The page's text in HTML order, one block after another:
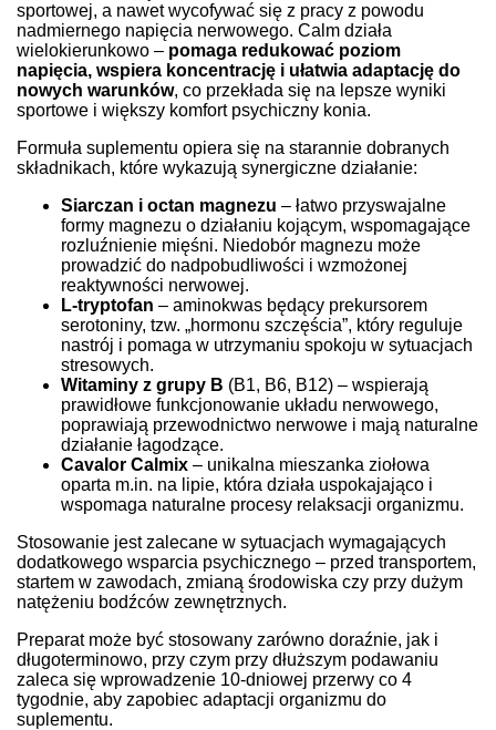
sportowej, a nawet wycofywać się z pracy z powodu
nadmiernego napięcia nerwowego. Calm działa
wielokierunkowo – pomaga redukować poziom
napięcia, wspiera koncentrację i ułatwia adaptację do
nowych warunków, co przekłada się na lepsze wyniki
sportowe i większy komfort psychiczny konia.
Formuła suplementu opiera się na starannie dobranych
składnikach, które wykazują synergiczne działanie:
Siarczan i octan magnezu – łatwo przyswajalne
formy magnezu o działaniu kojącym, wspomagające
rozluźnienie mięśni. Niedobór magnezu może
prowadzić do nadpobudliwości i wzmożonej
reaktywności nerwowej.
L-tryptofan – aminokwas będący prekursorem
serotoniny, tzw. „hormonu szczęścia”, który reguluje
nastrój i pomaga w utrzymaniu spokoju w sytuacjach
stresowych.
Witaminy z grupy B (B1, B6, B12) – wspierają
prawidłowe funkcjonowanie układu nerwowego,
poprawiają przewodnictwo nerwowe i mają naturalne
działanie łagodzące.
Cavalor Calmix – unikalna mieszanka ziołowa
oparta m.in. na lipie, która działa uspokajająco i
wspomaga naturalne procesy relaksacji organizmu.
Stosowanie jest zalecane w sytuacjach wymagających
dodatkowego wsparcia psychicznego – przed transportem,
startem w zawodach, zmianą środowiska czy przy dużym
natężeniu bodźców zewnętrznych.
Preparat może być stosowany zarówno doraźnie, jak i
długoterminowo, przy czym przy dłuższym podawaniu
zaleca się wprowadzenie 10-dniowej przerwy co 4
tygodnie, aby zapobiec adaptacji organizmu do
suplementu.